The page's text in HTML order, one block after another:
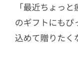
「最近ちょっ
のギフトにもぴ
込めて贈りたく